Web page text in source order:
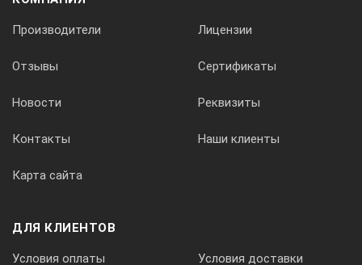
Производители Лицензии
Отзывы Сертификаты
Новости Реквизиты
Контакты Наши клиенты
Карта сайта
ДЛЯ КЛИЕНТОВ
Условия оплаты Условия доставки